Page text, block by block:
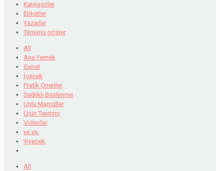
Kategoriler
Etiketler
Yazarlar
Tümünü göster
All
Ana Yemek
Genel
İçecek
Pratik Öneriler
Sağlıklı Beslenme
Unlu Mamüller
Ürün Tanıtımı
Videolar
vs.vs.
Yiyecek
All